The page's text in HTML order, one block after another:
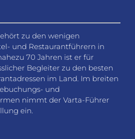
zu den wenigen
und Restaurantführern in
70 Jahren ist er für
Begleiter zu den besten
im Land. Im breiten
und
nimmt der Varta-Führer
ein.